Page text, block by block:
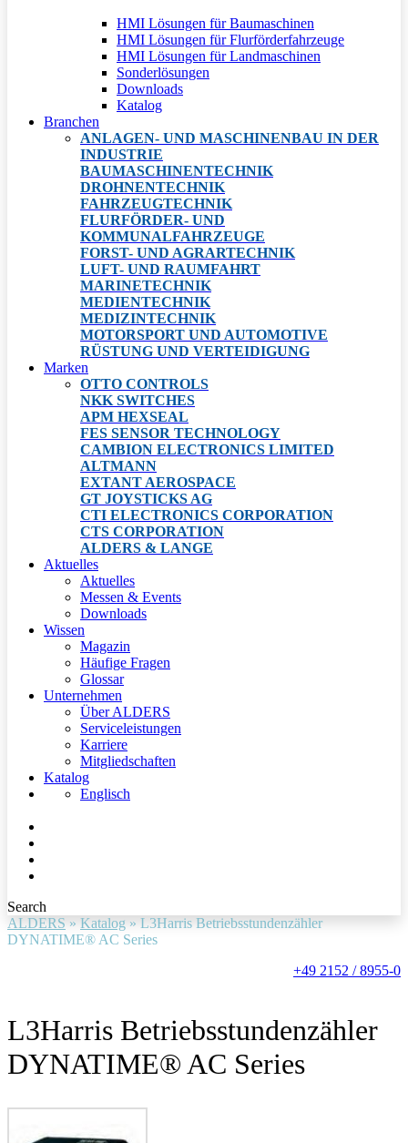
HMI Lösungen für Baumaschinen
HMI Lösungen für Flurförderfahrzeuge
HMI Lösungen für Landmaschinen
Sonderlösungen
Downloads
Katalog
Branchen
ANLAGEN- UND MASCHINENBAU IN DER
INDUSTRIE
BAUMASCHINENTECHNIK
DROHNENTECHNIK
FAHRZEUGTECHNIK
FLURFÖRDER- UND
KOMMUNALFAHRZEUGE
FORST- UND AGRARTECHNIK
LUFT- UND RAUMFAHRT
MARINETECHNIK
MEDIENTECHNIK
MEDIZINTECHNIK
MOTORSPORT UND AUTOMOTIVE
RÜSTUNG UND VERTEIDIGUNG
Marken
OTTO CONTROLS
NKK SWITCHES
APM HEXSEAL
FES SENSOR TECHNOLOGY
CAMBION ELECTRONICS LIMITED
ALTMANN
EXTANT AEROSPACE
GT JOYSTICKS AG
CTI ELECTRONICS CORPORATION
CTS CORPORATION
ALDERS & LANGE
Aktuelles
Aktuelles
Messen & Events
Downloads
Wissen
Magazin
Häufige Fragen
Glossar
Unternehmen
Über ALDERS
Serviceleistungen
Karriere
Mitgliedschaften
Katalog
Englisch
Search
ALDERS » Katalog » L3Harris Betriebsstundenzähler
DYNATIME® AC Series
+49 2152 / 8955-0
L3Harris Betriebsstundenzähler
DYNATIME® AC Series